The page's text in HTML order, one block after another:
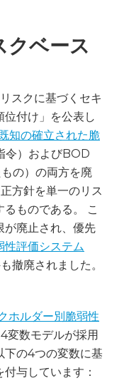
ベース
スクに基づくセキ
位付け」を公表し
知の確立された脆
令）およびBOD
の）の両方を廃
方針を単一のリス
ものである。 こ
が廃止され、優先
性評価システム
撤廃されました。
ホルダー別脆弱性
変数モデルが採用
下の4つの変数に基
与しています：